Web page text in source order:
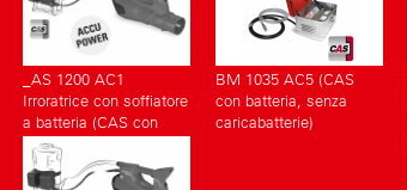
_AS 1200 AC1
Irroratrice con soffiatore
a batteria (CAS con
batteria, con
caricabatterie)
BM 1035 AC5 (CAS
con batteria, senza
caricabatterie)